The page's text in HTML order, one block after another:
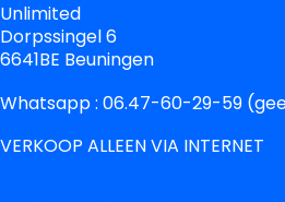
Unlimited
Dorpssingel 6
6641BE Beuningen
Whatsapp : 06.47-60-29-59
VERKOOP ALLEEN VIA INTERNET